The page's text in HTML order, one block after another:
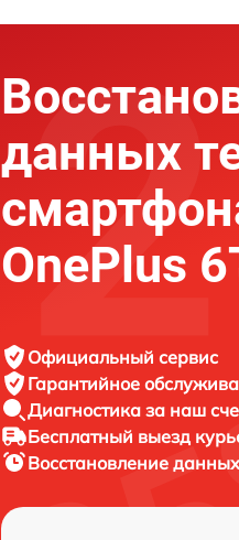
данных
OnePlus
Официальный сервис
Гарантийное
Диагностика за наш
Бесплатный выезд
Восстановление